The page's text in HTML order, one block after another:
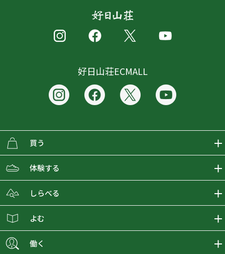
好日山荘ECMALL
買う
ECMALLの商品をさがす
取り扱いブランド一覧
ショップブログ
体験する
おとな女子登山部
しらべる
登山レポート
よむ
働く